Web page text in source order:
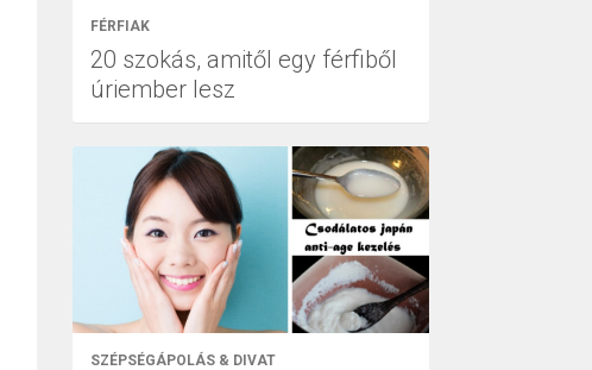
FÉRFIAK
20 szokás, amitől egy férfiből
úriember lesz
SZÉPSÉGÁPOLÁS & DIVAT